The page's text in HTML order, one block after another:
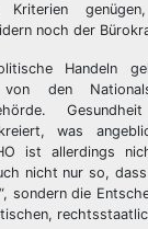
Kriterien
noch der
Handeln
von den
kreiert, was
ist allerdings
nicht nur so,
sondern die